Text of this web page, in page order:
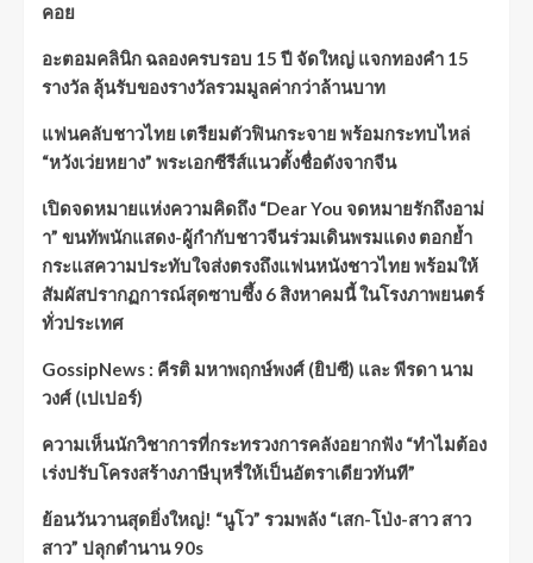
คอย
อะตอมคลินิก ฉลองครบรอบ 15 ปี จัดใหญ่ แจกทองคำ 15
รางวัล ลุ้นรับของรางวัลรวมมูลค่ากว่าล้านบาท
แฟนคลับชาวไทย เตรียมตัวฟินกระจาย พร้อมกระทบไหล่
“หวังเว่ยหยาง” พระเอกซีรีส์แนวตั้งชื่อดังจากจีน
เปิดจดหมายแห่งความคิดถึง “Dear You จดหมายรักถึงอาม่
า” ขนทัพนักแสดง-ผู้กำกับชาวจีนร่วมเดินพรมแดง ตอกย้ำ
กระแสความประทับใจส่งตรงถึงแฟนหนังชาวไทย พร้อมให้
สัมผัสปรากฏการณ์สุดซาบซึ้ง 6 สิงหาคมนี้ ในโรงภาพยนตร์
ทั่วประเทศ
GossipNews : คีรติ มหาพฤกษ์พงศ์ (ยิปซี) และ พีรดา นาม
วงศ์ (เปเปอร์)
ความเห็นนักวิชาการที่กระทรวงการคลังอยากฟัง “ทำไมต้อง
เร่งปรับโครงสร้างภาษีบุหรี่ให้เป็นอัตราเดียวทันที”
ย้อนวันวานสุดยิ่งใหญ่! “นูโว” รวมพลัง “เสก-โป่ง-สาว สาว
สาว” ปลุกตำนาน 90s